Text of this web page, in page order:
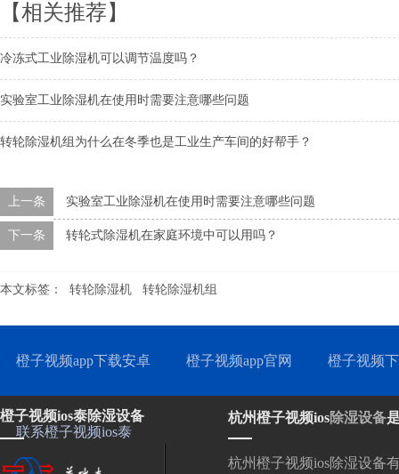
【相关推荐】
冷冻式工业除湿机可以调节温度吗？
实验室工业除湿机在使用时需要注意哪些问题
转轮除湿机组为什么在冬季也是工业生产车间的好帮手？
上一条 实验室工业除湿机在使用时需要注意哪些问题
下一条 转轮式除湿机在家庭环境中可以用吗？
本文标签： 转轮除湿机 转轮除湿机组
橙子视频app下载安卓 橙子视频app官网 橙子视频
联系橙子视频ios泰
橙子视频ios泰除湿设备 杭州橙子视频ios除湿设备
杭州橙子视频ios除湿设备